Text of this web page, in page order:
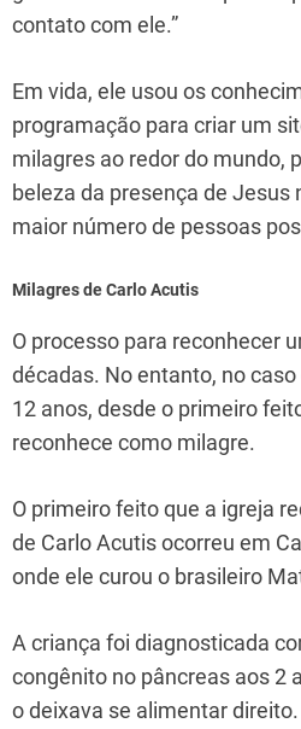
contato com ele.”
Em vida, ele usou os
programação para criar um
milagres ao redor do mundo,
beleza da presença de Jesus
maior número de pessoas
Milagres de Carlo Acutis
O processo para reconhecer
décadas. No entanto, no
12 anos, desde o primeiro
reconhece como milagre.
O primeiro feito que a igreja
de Carlo Acutis ocorreu em
onde ele curou o brasileiro
A criança foi diagnosticada
congênito no pâncreas aos 2
o deixava se alimentar